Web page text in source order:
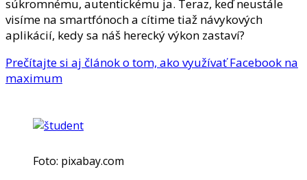
súkromnému, ​​autentickému ja. Teraz, keď neustále
visíme na smartfónoch a cítime tiaž návykových
aplikácií, kedy sa náš herecký výkon zastaví?
Prečítajte si aj článok o tom, ako využívať Facebook na
maximum
Foto: pixabay.com